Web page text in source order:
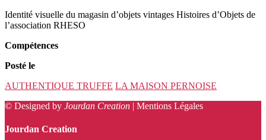
Identité visuelle du magasin d’objets vintages Histoires d’Objets de
l’association RHESO
Compétences
Posté le
AUTHENTIQUE TRUFFE LA MAISON PERNOISE
© Designed by Jourdan Creation | Mentions Légales
Jourdan Creation